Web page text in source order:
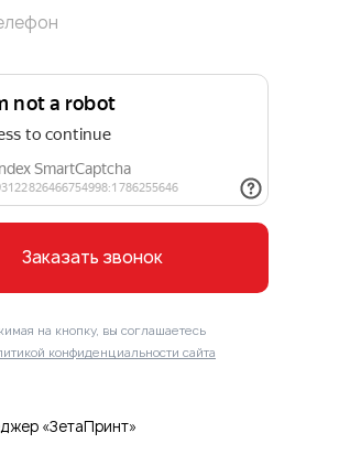
«ЗетаПринт»
Заказать звонок
на кнопку, вы соглашаетесь
конфиденциальности сайта